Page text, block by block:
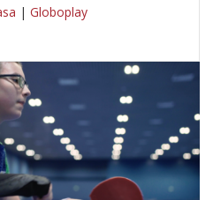
| Globoplay